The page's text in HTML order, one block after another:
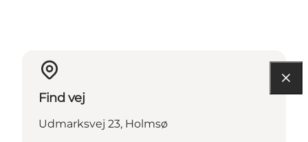
Find vej
Udmarksvej 23, Holmsø